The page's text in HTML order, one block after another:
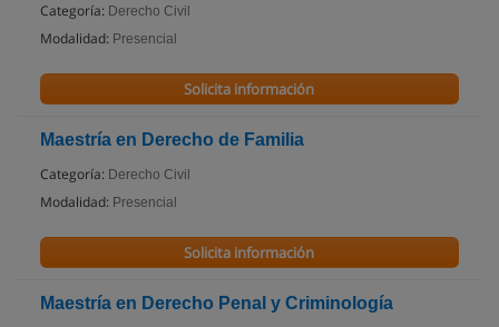
Categoría: Derecho Civil
Modalidad: Presencial
Solicita información
Maestría en Derecho de Familia
Categoría: Derecho Civil
Modalidad: Presencial
Solicita información
Maestría en Derecho Penal y Criminología